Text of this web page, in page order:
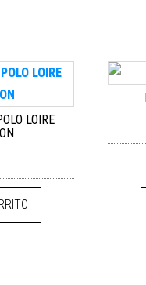
LOIRE